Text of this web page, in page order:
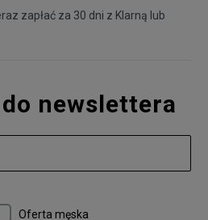
zapłać za 30 dni z Klarną lub
newslettera
Oferta męska